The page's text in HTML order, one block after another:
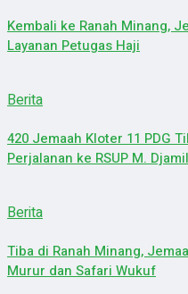
Kembali ke Ranah Minang,
Layanan Petugas Haji
Berita
420 Jemaah Kloter 11 PDG
Perjalanan ke RSUP M. Djamil
Berita
Tiba di Ranah Minang,
Murur dan Safari Wukuf